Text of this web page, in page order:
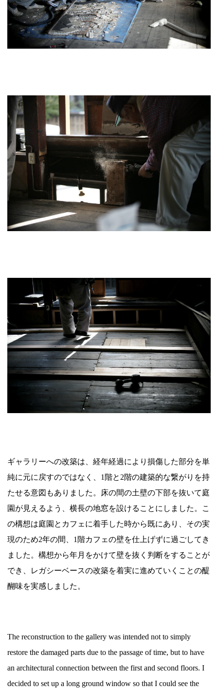
ギャラリーへの改築は、経年経過により損傷した部分を単
純に元に戻すのではなく、1階と2階の建築的な繋がりを持
たせる意図もありました。床の間の土壁の下部を抜いて庭
園が見えるよう、横長の地窓を設けることにしました。こ
の構想は庭園とカフェに着手した時から既にあり、その実
現のため2年の間、1階カフェの壁を仕上げずに過ごしてき
ました。構想から年月をかけて壁を抜く判断をすることが
でき、レガシーベースの改築を着実に進めていくことの醍
醐味を実感しました。
The reconstruction to the gallery was intended not to simply
restore the damaged parts due to the passage of time, but to have
an architectural connection between the first and second floors. I
decided to set up a long ground window so that I could see the